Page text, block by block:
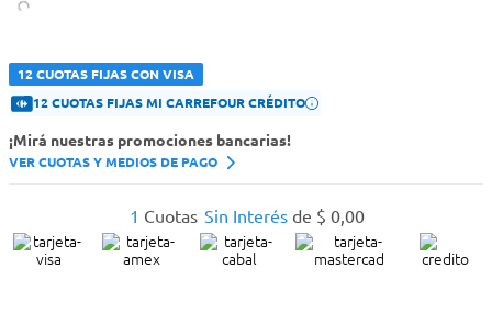
12 CUOTAS FIJAS CON VISA
12 CUOTAS FIJAS MI CARREFOUR CRÉDITO
¡Mirá nuestras promociones bancarias!
VER CUOTAS Y MEDIOS DE PAGO
1 Cuotas Sin Interés de $ 0,00